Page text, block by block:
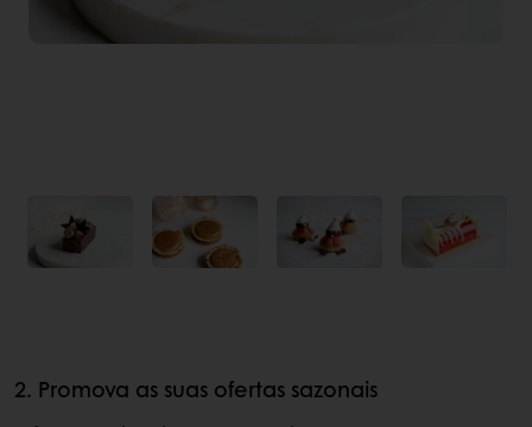
2. Promova as suas ofertas sazonais